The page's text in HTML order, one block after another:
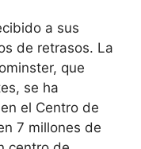
a sus
de retrasos. La
que
se ha
el Centro de
7 millones de